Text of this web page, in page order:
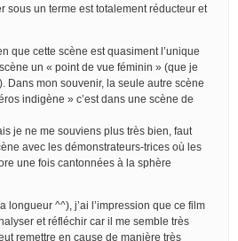
sous un terme est totalement réducteur et
que cette scène est quasiment l’unique
un « point de vue féminin » (que je
Dans mon souvenir, la seule autre scène
indigène » c’est dans une scène de
je ne me souviens plus très bien, faut
avec les démonstrateurs-trices où les
une fois cantonnées à la sphère
longueur ^^), j’ai l’impression que ce film
et réfléchir car il me semble très
remettre en cause de manière très